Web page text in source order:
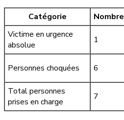
Catégorie Nombre
Victime en urgence
absolue
1
Personnes choquées 6
Total personnes
prises en charge
7